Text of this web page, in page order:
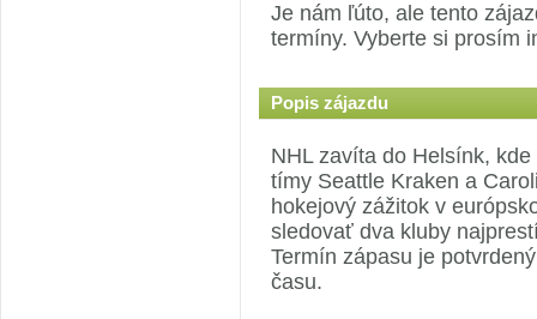
Je nám ľúto, ale tento
termíny. Vyberte si prosím
Popis zájazdu
NHL zavíta do Helsínk,
tímy Seattle Kraken a
hokejový zážitok v
sledovať dva kluby
Termín zápasu je
času.